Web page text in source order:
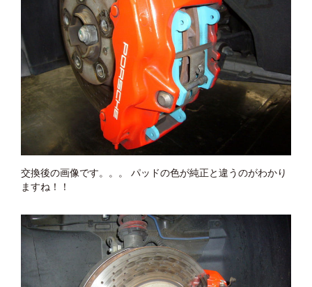
交換後の画像です。。。 パッドの色が純正と違うのがわかり
ますね！！